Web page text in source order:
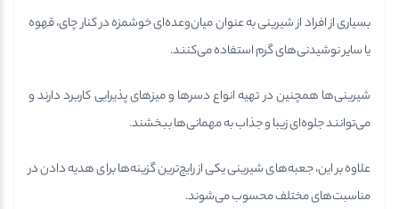
بسیاری از افراد از شیرینی به عنوان میان‌وعده‌ای خوشمزه در کنار چای، قهوه
یا سایر نوشیدنی‌های گرم استفاده می‌کنند.
شیرینی‌ها همچنین در تهیه انواع دسرها و میزهای پذیرایی کاربرد دارند و
می‌توانند جلوه‌ای زیبا و جذاب به مهمانی‌ها ببخشند.
علاوه بر این، جعبه‌های شیرینی یکی از رایج‌ترین گزینه‌ها برای هدیه دادن در
مناسبت‌های مختلف محسوب می‌شوند.